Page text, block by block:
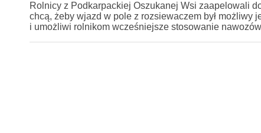
Rolnicy z Podkarpackiej Oszukanej Wsi zaapelowali
chcą, żeby wjazd w pole z rozsiewaczem był możliwy
i umożliwi rolnikom wcześniejsze stosowanie